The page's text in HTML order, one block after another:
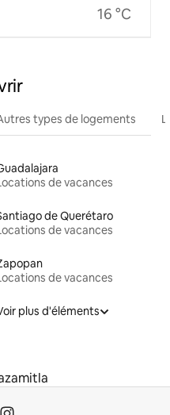
16 °C
types de logements
de vacances
de Querétaro
de vacances
de vacances
plus d'éléments